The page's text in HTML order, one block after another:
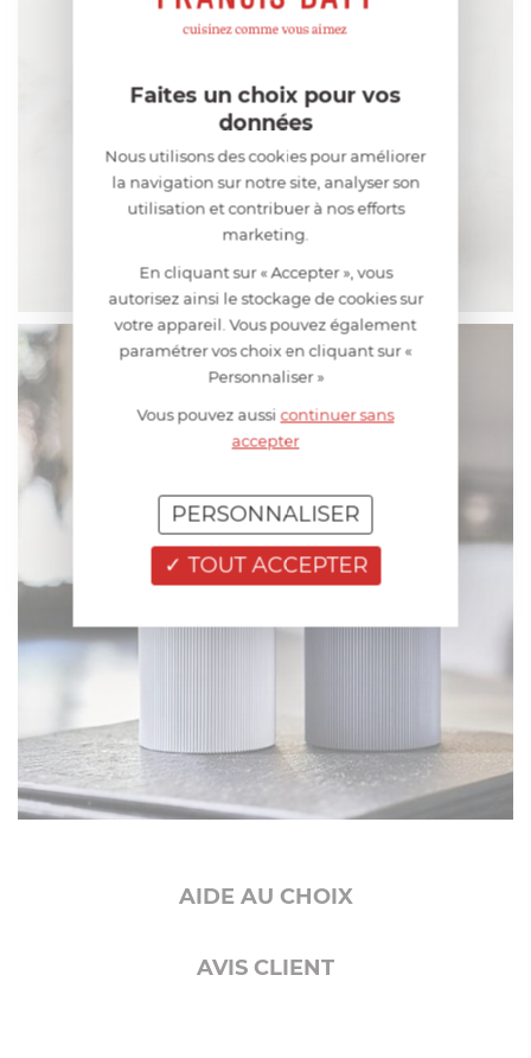
AIDE AU CHOIX
AVIS CLIENT
Faites un choix pour vos
données
Nous utilisons des cookies pour améliorer
la navigation sur notre site, analyser son
utilisation et contribuer à nos efforts
marketing.
En cliquant sur « Accepter », vous
autorisez ainsi le stockage de cookies sur
votre appareil. Vous pouvez également
paramétrer vos choix en cliquant sur «
Personnaliser »
Vous pouvez aussicontinuer sans
accepter
TOUT ACCEPTER
PERSONNALISER